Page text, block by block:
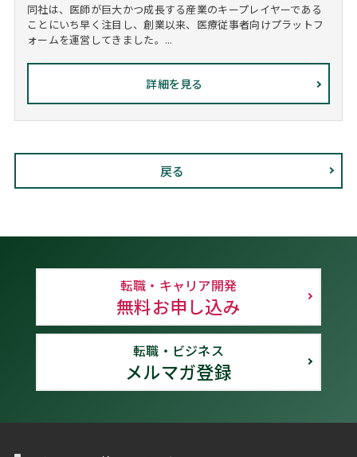
同社は、医師が巨大かつ成長する産業のキープレイヤーである
ことにいち早く注目し、創業以来、医療従事者向けプラットフ
ォームを運営してきました。...
詳細を見る
戻る
転職・キャリア開発
無料お申し込み
転職・ビジネス
メルマガ登録